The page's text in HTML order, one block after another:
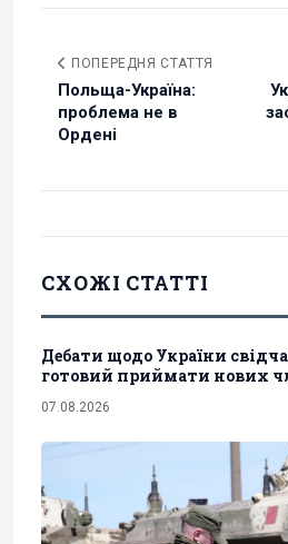
ПОПЕРЕДНЯ СТАТТЯ
Польща-Україна:
проблема не в
Ордені
СХОЖІ СТАТТІ
Дебати щодо України
готовий приймати нових
07.08.2026